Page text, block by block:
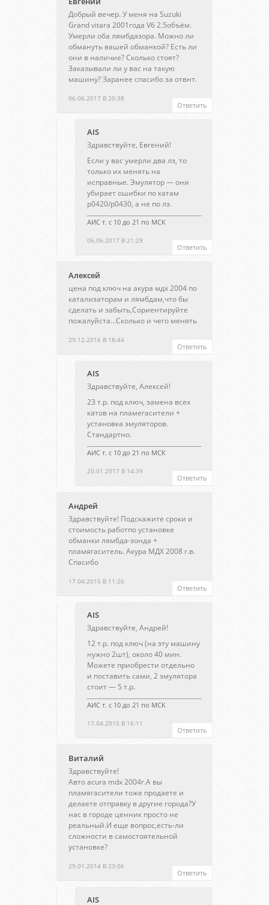
06.06.2017 В 20:38
Добрый вечер. У меня на Suzuki
Grand vitara 2001года V6 2.5объём.
Умерли оба лямбдазора. Можно ли
обмануть вашей обманкой? Есть ли
они в наличие? Сколько стоят?
Заказывали ли у вас на такую
машину? Заранее спасибо за отвнт.
Ответить
AIS
06.06.2017 В 21:29
Здравствуйте, Евгений!
Если у вас умерли два лз, то
только их менять на
исправные. Эмулятор — они
убирает ошибки по катам
p0420/p0430, а не по лз.
АИС т. с 10 до 21 по МСК
Ответить
Алексей
29.12.2016 В 18:44
цена под ключ на акура мдх 2004 по
катализаторам и лямбдам,что бы
сделать и забыть,Сориентируйте
пожалуйста…Сколько и чего менять
Ответить
AIS
20.01.2017 В 14:39
Здравствуйте, Алексей!
23 т.р. под ключ, замена всех
катов на пламегасители +
установка эмуляторов.
Стандартно.
АИС т. с 10 до 21 по МСК
Ответить
Андрей
17.04.2015 В 11:26
Здравствуйте! Подскажите сроки и
стоимость работпо установке
обманки лямбда-зонда +
пламягаситель. Акура МДХ 2008 г.в.
Спасибо
Ответить
AIS
17.04.2015 В 16:11
Здравствуйте, Андрей!
12 т.р. под ключ (на эту машину
нужно 2шт), около 40 мин.
Можете приобрести отдельно
и поставить сами, 2 эмулятора
стоит — 5 т.р.
АИС т. с 10 до 21 по МСК
Ответить
Виталий
29.01.2014 В 23:06
Здравствуйте!
Авто acura mdx 2004г.А вы
пламягасители тоже продаете и
делаете отправку в другие города?У
нас в городе ценник просто не
реальный.И еще вопрос,есть-ли
сложности в самостоятельной
установке?
Ответить
AIS